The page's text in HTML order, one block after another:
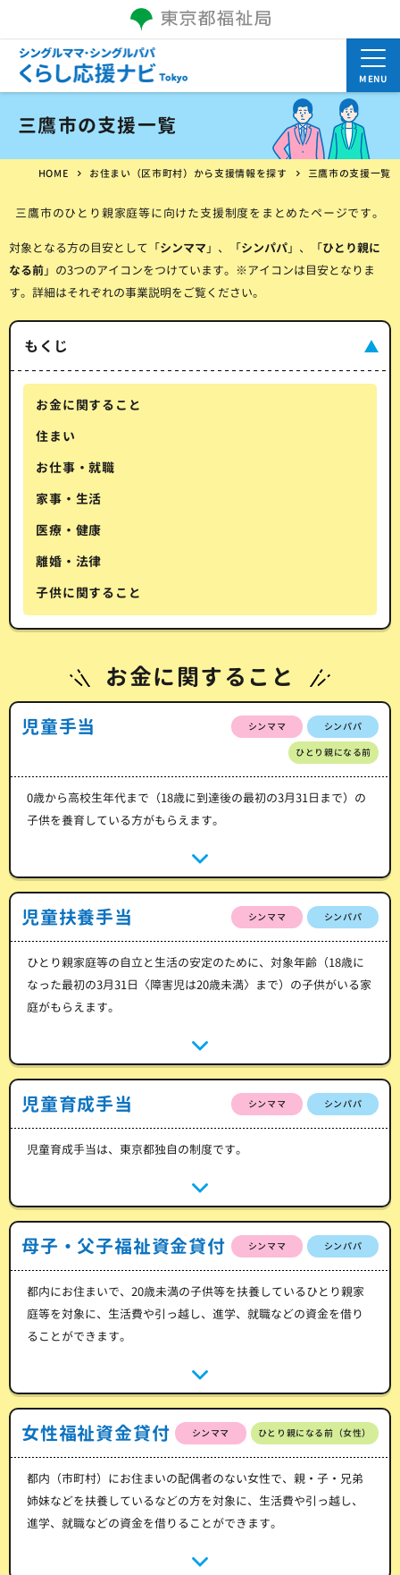
MENU
三鷹市の支援一覧
HOME お住まい（区市町村）から支援情報を探す 三鷹市の支援一覧
三鷹市のひとり親家庭等に向けた支援制度をまとめたページです。
対象となる方の目安として「シンママ 」、「シンパパ」、「ひとり親に
なる前」の3つのアイコンをつけています。※アイコンは目安となりま
す。詳細はそれぞれの事業説明をご覧ください。
もくじ
お金に関すること
住まい
お仕事・就職
家事・生活
医療・健康
離婚・法律
子供に関すること
お金に関すること
児童手当 シンママ シンパパ
ひとり親になる前
0歳から高校生年代まで（18歳に到達後の最初の3月31日まで）の
子供を養育している方がもらえます。
児童扶養手当 シンママ シンパパ
ひとり親家庭等の自立と生活の安定のために、対象年齢（18歳に
なった最初の3月31日〈障害児は20歳未満〉まで）の子供がいる家
庭がもらえます。
児童育成手当 シンママ シンパパ
児童育成手当は、東京都独自の制度です。
母子・父子福祉資金貸付 シンママ シンパパ
都内にお住まいで、20歳未満の子供等を扶養しているひとり親家
庭等を対象に、生活費や引っ越し、進学、就職などの資金を借り
ることができます。
女性福祉資金貸付 シンママ ひとり親になる前（女性）
都内（市町村）にお住まいの配偶者のない女性で、親・子・兄弟
姉妹などを扶養しているなどの方を対象に、生活費や引っ越し、
進学、就職などの資金を借りることができます。